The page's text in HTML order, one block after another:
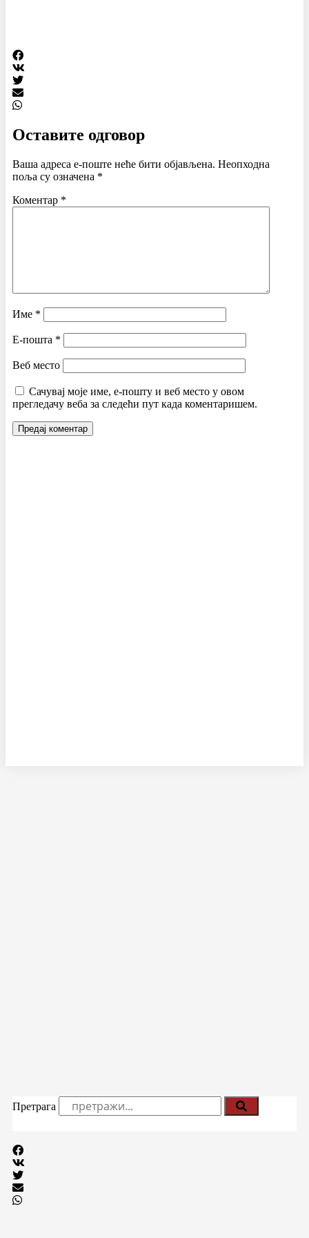
Оставите одговор
Ваша адреса е-поште неће бити објављена. Неопходна
поља су означена *
Коментар *
Име *
Е-пошта *
Веб место
Сачувај моје име, е-пошту и веб место у овом
прегледачу веба за следећи пут када коментаришем.
Претрага